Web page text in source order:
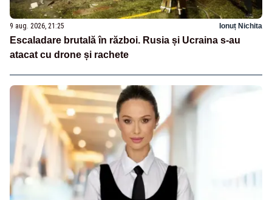
9 aug. 2026, 21:25 Ionuț Nichita
Escaladare brutală în război. Rusia și Ucraina s-au
atacat cu drone și rachete